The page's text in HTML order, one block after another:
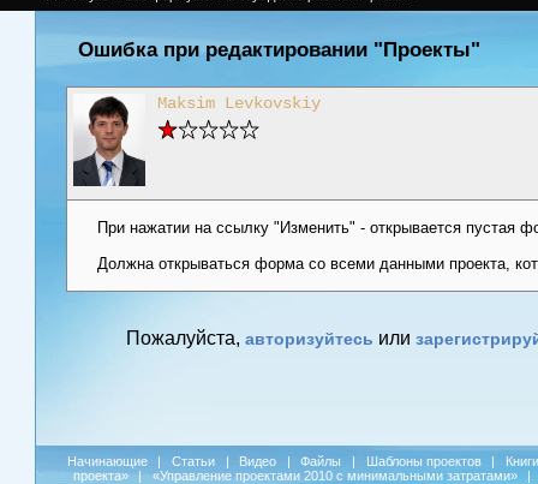
Ошибка при редактировании "Проекты"
Maksim Levkovskiy
При нажатии на ссылку "Изменить" - открывается пустая
Должна открываться форма со всеми данными проекта,
Пожалуйста, авторизуйтесь или
Начинающие | Статьи | Видео | Файлы | Шаблоны проектов |
Книги
проекта»
| «Управление проектами 2010 с минимальными затратами»
|